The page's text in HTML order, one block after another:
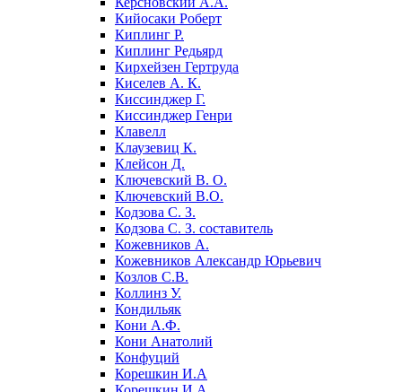
Кийосаки Роберт
Киплинг Р.
Киплинг Редьярд
Кирхейзен Гертруда
Киселев А. К.
Киссинджер Г.
Киссинджер Генри
Клавелл
Клаузевиц К.
Клейсон Д.
Ключевский В. О.
Ключевский В.О.
Кодзова С. З.
Кодзова С. З. составитель
Кожевников А.
Кожевников Александр Юрьевич
Козлов С.В.
Коллинз У.
Кондильяк
Кони А.Ф.
Кони Анатолий
Конфуций
Корешкин И.А